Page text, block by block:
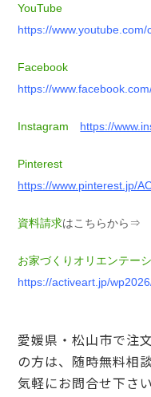
YouTube
https://
Facebook
https://
Instagram https://
Pinterest
https://www.pinterest.jp/
資料請求はこちらから⇒
お家づくりオリエンテー
https://activeart.jp/
愛媛県・松山市で注
の方は、随時無料相
気軽にお問合せ下さい